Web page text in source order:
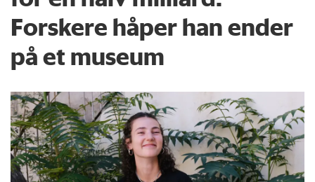
Forskere håper han ender
på et museum